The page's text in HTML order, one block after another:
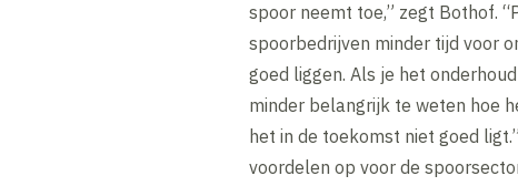
spoor neemt toe,” zegt Bothof.
spoorbedrijven minder tijd voor
goed liggen. Als je het
minder belangrijk te weten hoe
het in de toekomst niet goed
voordelen op voor de